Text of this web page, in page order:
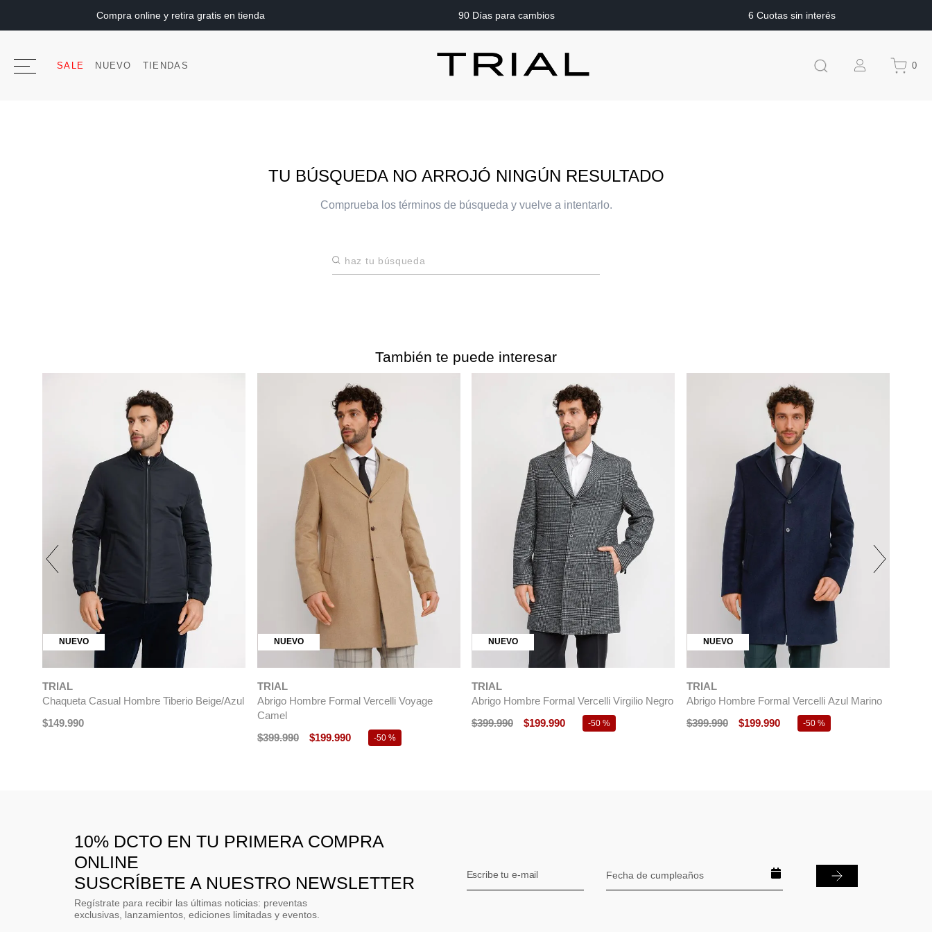
Compra online y retira gratis en tienda 90 Días para cambios 6 Cuotas sin interés
SALE NUEVO TIENDAS 0
TU BÚSQUEDA NO ARROJÓ NINGÚN RESULTADO
Comprueba los términos de búsqueda y vuelve a intentarlo.
Haz tu búsqueda
También te puede interesar
NUEVO
TRIAL
Chaqueta Casual Hombre Tiberio Beige/Azul
$149.990
NUEVO
TRIAL
Abrigo Hombre Formal Vercelli Voyage
Camel
$399.990 $199.990 -50 %
NUEVO
TRIAL
Abrigo Hombre Formal Vercelli Virgilio Negro
$399.990 $199.990 -50 %
NUEVO
TRIAL
Abrigo Hombre Formal Vercelli Azul Marino
$399.990 $199.990 -50 %
10% DCTO EN TU PRIMERA COMPRA
ONLINE
SUSCRÍBETE A NUESTRO NEWSLETTER
Regístrate para recibir las últimas noticias: preventas
exclusivas, lanzamientos, ediciones limitadas y eventos.